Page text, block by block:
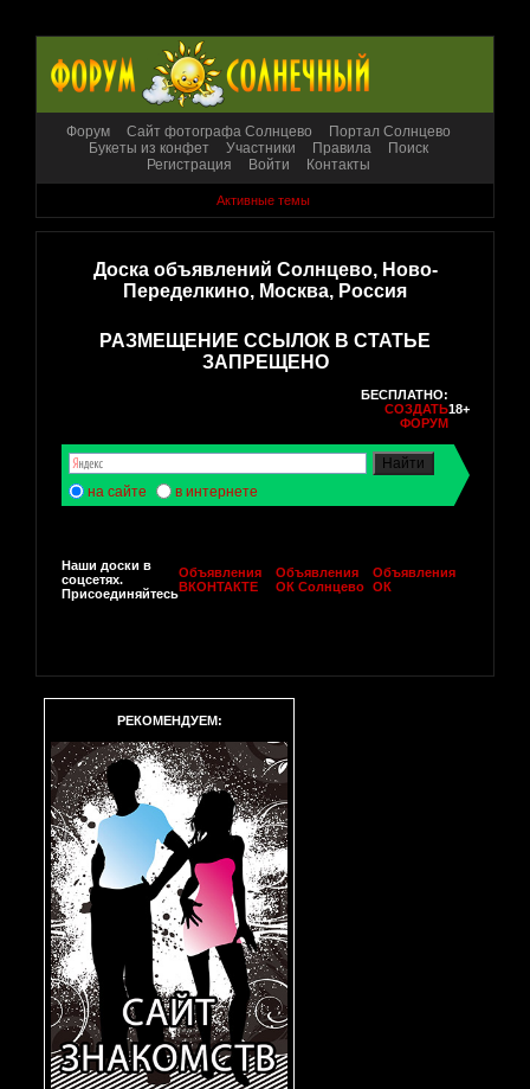
Форум Сайт фотографа Солнцево
Портал Солнцево
Букеты из конфет
Участники Правила
Поиск
Регистрация
Войти Контакты
Активные темы
Доска объявлений Солнцево, Ново-
Переделкино, Москва, Россия
РАЗМЕЩЕНИЕ ССЫЛОК В СТАТЬЕ
ЗАПРЕЩЕНО
БЕСПЛАТНО:
СОЗДАТЬ
ФОРУМ
18+
на сайте в интернете
Наши доски в
соцсетях.
Присоединяйтесь
Объявления
ВКОНТАКТЕ
Объявления
ОК Солнцево
Объявления
ОК
РЕКОМЕНДУЕМ: